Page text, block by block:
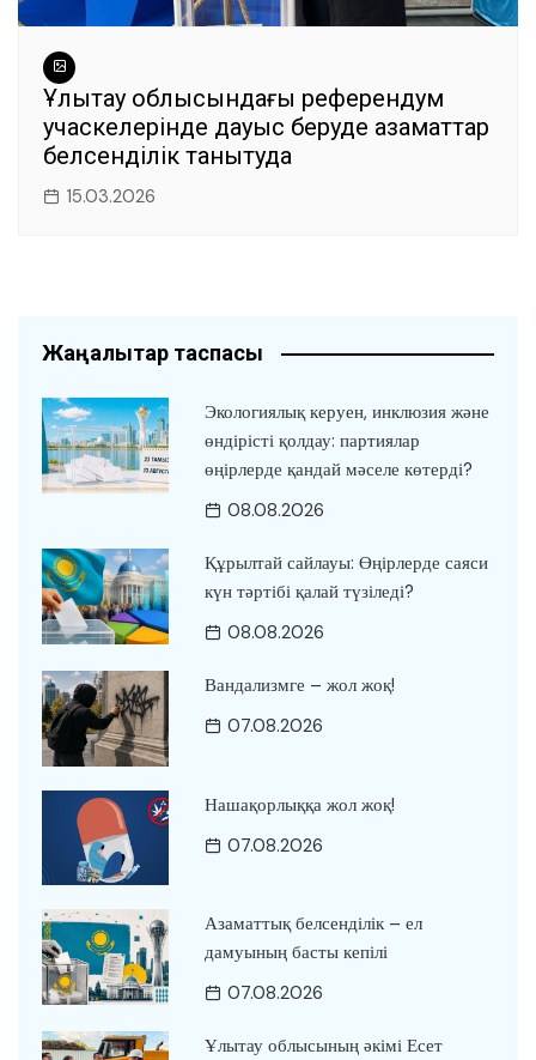
Ұлытау облысындағы референдум
учаскелерінде дауыс беруде азаматтар
белсенділік танытуда
15.03.2026
Жаңалықтар таспасы
Экологиялық керуен, инклюзия және
өндірісті қолдау: партиялар
өңірлерде қандай мәселе көтерді?
08.08.2026
Құрылтай сайлауы: Өңірлерде саяси
күн тәртібі қалай түзіледі?
08.08.2026
Вандализмге – жол жоқ!
07.08.2026
Нашақорлыққа жол жоқ!
07.08.2026
Азаматтық белсенділік – ел
дамуының басты кепілі
07.08.2026
Ұлытау облысының әкімі Есет